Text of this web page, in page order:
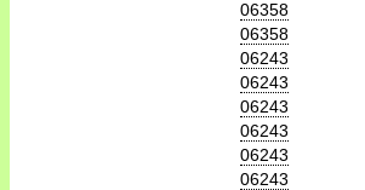
06358
06358
06243
06243
06243
06243
06243
06243